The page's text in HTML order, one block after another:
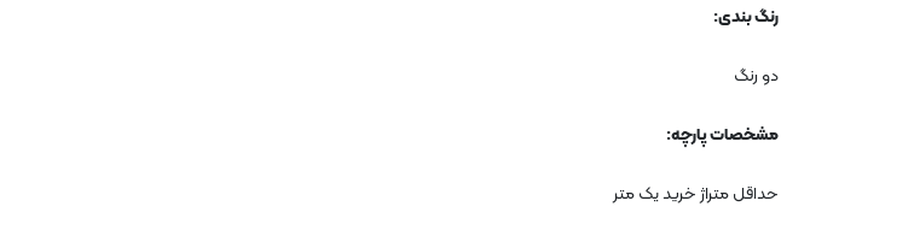
رنگ بندی:
دو رنگ
مشخصات پارچه:
حداقل متراژ خرید یک متر